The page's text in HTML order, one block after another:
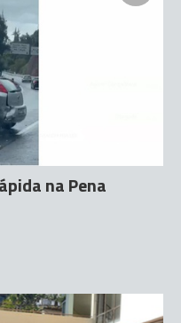
na Pena